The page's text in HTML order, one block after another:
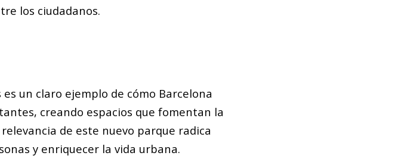
los ciudadanos.
un claro ejemplo de cómo Barcelona
creando espacios que fomentan la
de este nuevo parque radica
y enriquecer la vida urbana.